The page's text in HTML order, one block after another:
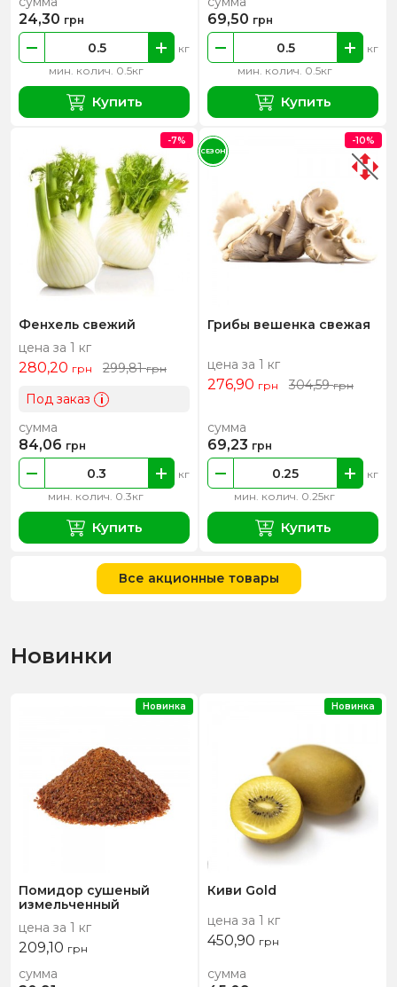
мин. колич. 0.5кг
кг
24,30 грн
Купить
мин. колич. 0.5кг
кг
69,50 грн
Купить
Фенхель свежий
цена за 1 кг
280,20 грн 299,81грн
Под заказ i
мин. колич. 0.3кг
кг
сумма
84,06 грн
Купить
-7%
Грибы вешенка свежая
цена за 1 кг
276,90 грн 304,59грн
мин. колич. 0.25кг
кг
сумма
69,23 грн
Купить
-10%
СЕЗОН
Все акционные товары
Новинки
Помидор сушеный
измельченный
цена за 1 кг
209,10 грн
сумма
Новинка
Киви Gold
цена за 1 кг
450,90 грн
сумма
Новинка